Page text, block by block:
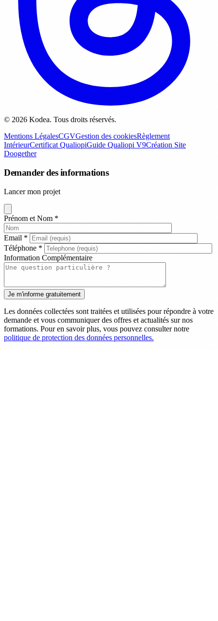
© 2026 Kodea. Tous droits réservés.
Mentions LégalesCGVGestion des cookiesRèglement
IntérieurCertificat QualiopiGuide Qualiopi V9Création Site
Doogether
Demander des informations
Lancer mon projet
Prénom et Nom *
Email *
Téléphone *
Information Complémentaire
Les données collectées sont traitées et utilisées pour répondre à votre
demande et vous communiquer des offres et actualités sur nos
formations. Pour en savoir plus, vous pouvez consulter notre
politique de protection des données personnelles.